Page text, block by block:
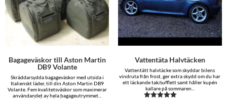
Bagageväskor till Aston Martin
DB9 Volante
Skräddarsydda bagageväskor med utsida i
Italienskt läder, till din Aston Martin DB9
Volante. Fem kvalitetsväskor som maximerar
användandet av hela bagageutrymmet...
Vattentäta Halvtäcken
Vattentätt halvtäcke som skyddar bilens
vindruta från frost, ger extra skydd om du har
ett läckande tak/sufflett samt håller kupén
kallare på sommaren...